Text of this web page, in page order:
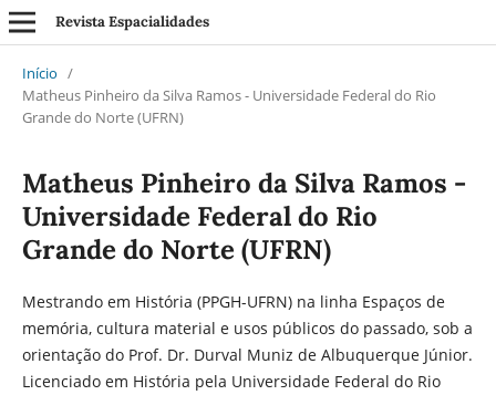
Revista Espacialidades
Início /
Matheus Pinheiro da Silva Ramos - Universidade Federal do Rio
Grande do Norte (UFRN)
Matheus Pinheiro da Silva Ramos -
Universidade Federal do Rio
Grande do Norte (UFRN)
Mestrando em História (PPGH-UFRN) na linha Espaços de
memória, cultura material e usos públicos do passado, sob a
orientação do Prof. Dr. Durval Muniz de Albuquerque Júnior.
Licenciado em História pela Universidade Federal do Rio